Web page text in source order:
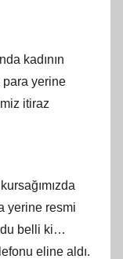
kadının
yerine
itiraz
yerine resmi
belli ki…
eline aldı.